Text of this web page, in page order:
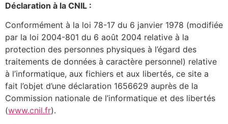
Déclaration à la CNIL :
Conformément à la loi 78-17 du 6 janvier 1978 (modifiée
par la loi 2004-801 du 6 août 2004 relative à la
protection des personnes physiques à l’égard des
traitements de données à caractère personnel) relative
à l’informatique, aux fichiers et aux libertés, ce site a
fait l’objet d’une déclaration 1656629 auprès de la
Commission nationale de l’informatique et des libertés
(www.cnil.fr).